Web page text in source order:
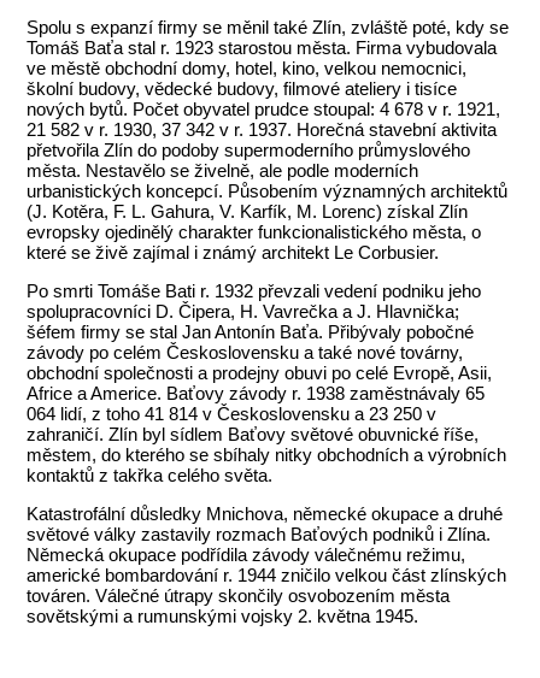
Spolu s expanzí firmy se měnil také Zlín, zvláště poté, kdy se
Tomáš Baťa stal r. 1923 starostou města. Firma vybudovala
ve městě obchodní domy, hotel, kino, velkou nemocnici,
školní budovy, vědecké budovy, filmové ateliery i tisíce
nových bytů. Počet obyvatel prudce stoupal: 4 678 v r. 1921,
21 582 v r. 1930, 37 342 v r. 1937. Horečná stavební aktivita
přetvořila Zlín do podoby supermoderního průmyslového
města. Nestavělo se živelně, ale podle moderních
urbanistických koncepcí. Působením významných architektů
(J. Kotěra, F. L. Gahura, V. Karfík, M. Lorenc) získal Zlín
evropsky ojedinělý charakter funkcionalistického města, o
které se živě zajímal i známý architekt Le Corbusier.
Po smrti Tomáše Bati r. 1932 převzali vedení podniku jeho
spolupracovníci D. Čipera, H. Vavrečka a J. Hlavnička;
šéfem firmy se stal Jan Antonín Baťa. Přibývaly pobočné
závody po celém Československu a také nové továrny,
obchodní společnosti a prodejny obuvi po celé Evropě, Asii,
Africe a Americe. Baťovy závody r. 1938 zaměstnávaly 65
064 lidí, z toho 41 814 v Československu a 23 250 v
zahraničí. Zlín byl sídlem Baťovy světové obuvnické říše,
městem, do kterého se sbíhaly nitky obchodních a výrobních
kontaktů z takřka celého světa.
Katastrofální důsledky Mnichova, německé okupace a druhé
světové války zastavily rozmach Baťových podniků i Zlína.
Německá okupace podřídila závody válečnému režimu,
americké bombardování r. 1944 zničilo velkou část zlínských
továren. Válečné útrapy skončily osvobozením města
sovětskými a rumunskými vojsky 2. května 1945.